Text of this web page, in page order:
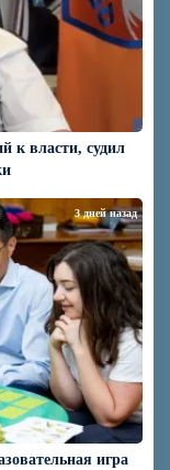
к власти, судил
игра
3 дней назад